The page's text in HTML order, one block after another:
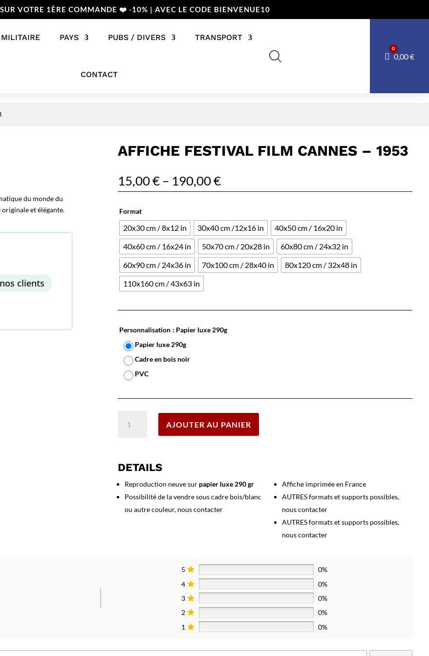
SUR VOTRE 1ÈRE COMMANDE ❤️ -10% | AVEC LE CODE BIENVENUE10
MILITAIRE PAYS PUBS / DIVERS TRANSPORT
CONTACT
Panier
0
0,00€
du monde du
et élégante.
clients
AFFICHE FESTIVAL FILM CANNES – 1953
15,00€ – 190,00€
Format
20x30 cm / 8x12 in 30x40 cm /12x16 in
40x50 cm / 16x20 in
40x60 cm / 16x24 in
50x70 cm / 20x28 in
60x80 cm / 24x32 in
60x90 cm / 24x36 in
70x100 cm / 28x40 in
80x120 cm / 32x48 in
110x160 cm / 43x63 in
Personnalisation : Papier luxe 290g
Papier luxe 290g
Cadre en bois noir
PVC
Cannes
-
1953
AJOUTER AU PANIER
DETAILS
Reproduction neuve sur papier luxe 290 gr
Possibilité de la vendre sous cadre bois/blanc
ou autre couleur, nous contacter
Affiche imprimée en France
AUTRES formats et supports possibles,
nous contacter
AUTRES formats et supports possibles,
nous contacter
5
0%
4
0%
3
0%
2
0%
1
0%